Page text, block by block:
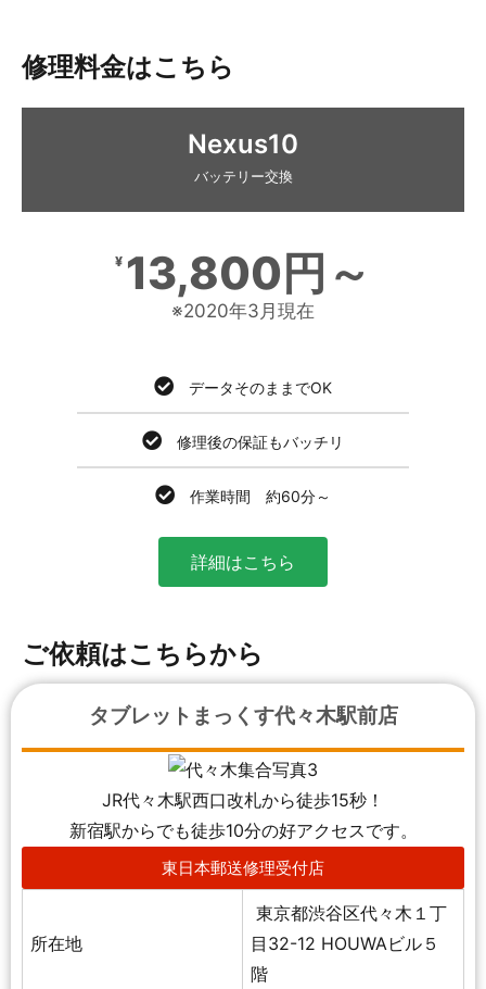
修理料金はこちら
Nexus10
バッテリー交換
¥ 13,800円～
※2020年3月現在
データそのままでOK
修理後の保証もバッチリ
作業時間 約60分～
詳細はこちら
ご依頼はこちらから
タブレットまっくす代々木駅前店
JR代々木駅西口改札から徒歩15秒！
新宿駅からでも徒歩10分の好アクセスです。
東日本郵送修理受付店
所在地
東京都渋谷区代々木１丁
目32-12 HOUWAビル５
階